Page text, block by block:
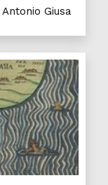
Giusa